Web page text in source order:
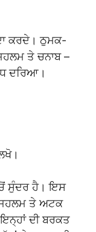
ਕਰਦੇ। ਠੁਮਕ-
ਤੇ ਚਨਾਬ –
ਦਰਿਆ।
ਸੁੰਦਰ ਹੈ। ਇਸ
ਤੇ ਅਟਕ
ਦੀ ਬਰਕਤ